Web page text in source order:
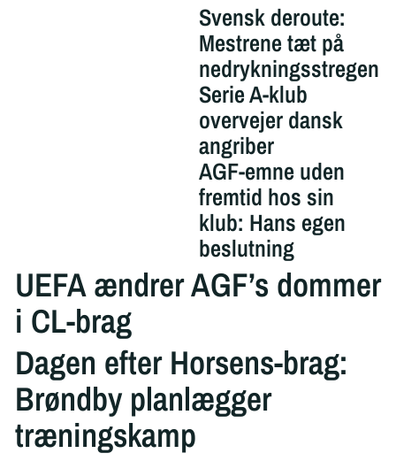
Svensk deroute:
Mestrene tæt på
nedrykningsstregen
Serie A-klub
overvejer dansk
angriber
AGF-emne uden
fremtid hos sin
klub: Hans egen
beslutning
UEFA ændrer AGF’s dommer
i CL-brag
Dagen efter Horsens-brag:
Brøndby planlægger
træningskamp